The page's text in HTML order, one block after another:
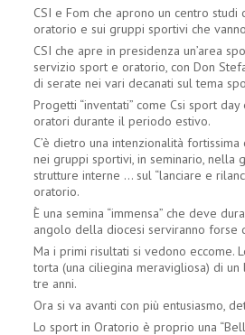
CSI e Fom che aprono un centro
oratorio e sui gruppi sportivi che
CSI che apre in presidenza un’area
servizio sport e oratorio, con Don
di serate nei vari decanati sul tema
Progetti “inventati” come Csi sport
oratori durante il periodo estivo.
C’è dietro una intenzionalità
nei gruppi sportivi, in seminario, nella
strutture interne ... sul “lanciare e
oratorio.
È una semina “immensa” che deve
angolo della diocesi serviranno forse
Ma i primi risultati si vedono eccome.
torta (una ciliegina meravigliosa) di
tre anni.
Ora si va avanti con più entusiasmo,
Lo sport in Oratorio è proprio una